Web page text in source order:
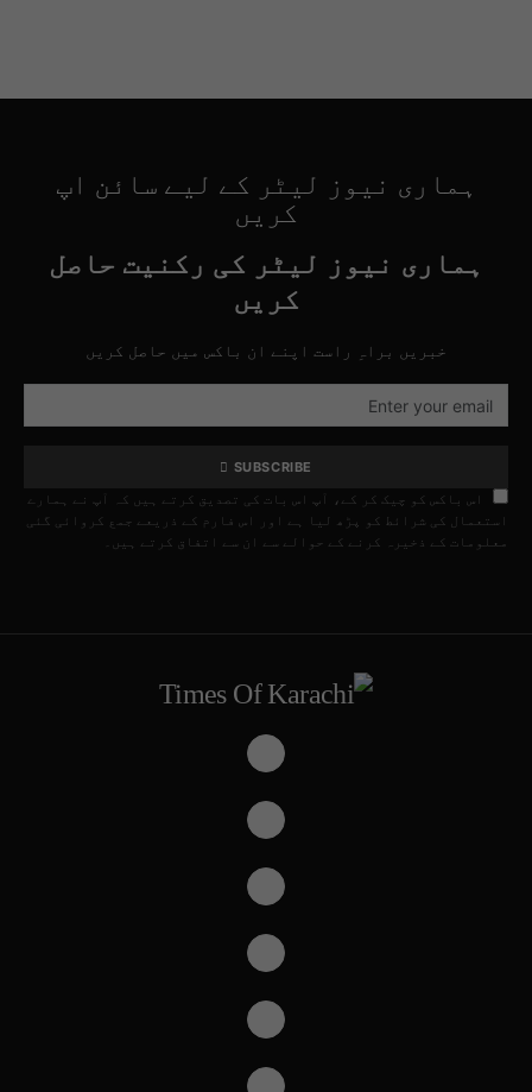
ہماری نیوز لیٹر کے لیے سائن اپ
کریں
ہماری نیوز لیٹر کی رکنیت حاصل
کریں
خبریں براہِ راست اپنے ان باکس میں حاصل کریں
SUBSCRIBE
اس باکس کو چیک کر کے، آپ اس بات کی تصدیق کرتے ہیں کہ آپ نے ہمارے
استعمال کی شرائط کو پڑھ لیا ہے اور اس فارم کے ذریعے جمع کروائی گئی
معلومات کے ذخیرہ کرنے کے حوالے سے ان سے اتفاق کرتے ہیں۔